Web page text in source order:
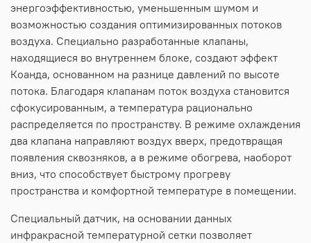
энергоэффективностью, уменьшенным шумом и
возможностью создания оптимизированных потоков
воздуха. Специально разработанные клапаны,
находящиеся во внутреннем блоке, создают эффект
Коанда, основанном на разнице давлений по высоте
потока. Благодаря клапанам поток воздуха становится
сфокусированным, а температура рационально
распределяется по пространству. В режиме охлаждения
два клапана направляют воздух вверх, предотвращая
появления сквозняков, а в режиме обогрева, наоборот
вниз, что способствует быстрому прогреву
пространства и комфортной температуре в помещении.
Специальный датчик, на основании данных
инфракрасной температурной сетки позволяет